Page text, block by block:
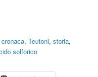
cronaca,Teutoni,storia,
solforico